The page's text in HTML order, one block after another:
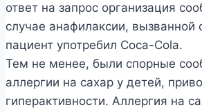
ответ на запрос организация
случае анафилаксии, вызванной
пациент употребил Coca-Cola.
Тем не менее, были спорные
аллергии на сахар у детей,
гиперактивности. Аллергия на